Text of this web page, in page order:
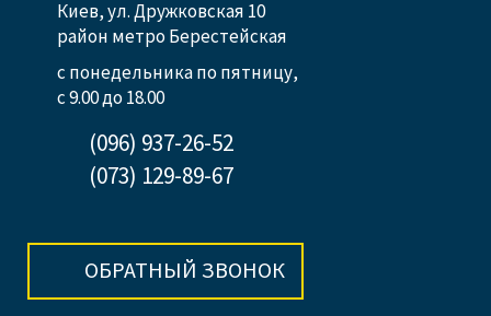
Киев, ул. Дружковская 10
район метро Берестейская
с понедельника по пятницу,
с 9.00 до 18.00
(096) 937-26-52
(073) 129-89-67
ОБРАТНЫЙ ЗВОНОК